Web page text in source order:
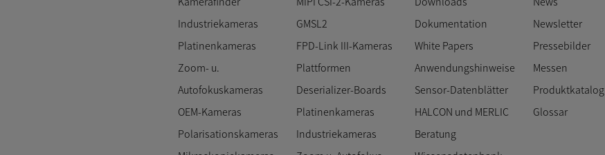
Industriekameras
Platinenkameras
Zoom- u.
Autofokuskameras
OEM-Kameras
Polarisationskameras
GMSL2
FPD-Link III-Kameras
Plattformen
Deserializer-Boards
Platinenkameras
Industriekameras
Dokumentation
White Papers
Anwendungshinweise
Sensor-Datenblätter
HALCON und MERLIC
Beratung
Newsletter
Pressebilder
Messen
Produktkatalog
Glossar